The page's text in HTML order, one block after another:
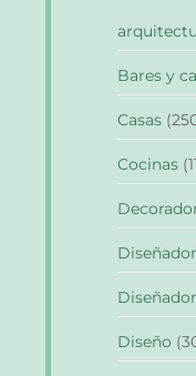
Bares y
Casas
Cocinas
Diseñador
Diseño